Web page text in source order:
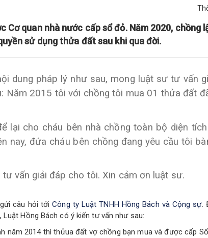
Cơ quan nhà nước cấp sổ đỏ. Năm 2020, chồng
sử dụng thửa đất sau khi qua đời.
dung pháp lý như sau, mong luật sư tư vấn
Năm 2015 tôi với chồng tôi mua 01 thửa đất
lại cho cháu bên nhà chồng toàn bộ diện
nay, đứa cháu bên chồng đang yêu cầu tôi
vấn giải đáp cho tôi. Xin cảm ơn luật sư.
gửi câu hỏi tớiCông ty Luật TNHH Hồng Bách và Cộng sự.
Hồng Bách có ý kiến tư vấn như sau:
năm 2014 thì thửua đất vợ chồng bạn mua và được cấp